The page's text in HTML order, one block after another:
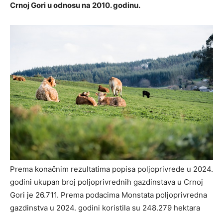
Crnoj Gori u odnosu na 2010. godinu.
Prema konačnim rezultatima popisa poljoprivrede u 2024.
godini ukupan broj poljoprivrednih gazdinstava u Crnoj
Gori je 26.711. Prema podacima Monstata poljoprivredna
gazdinstva u 2024. godini koristila su 248.279 hektara